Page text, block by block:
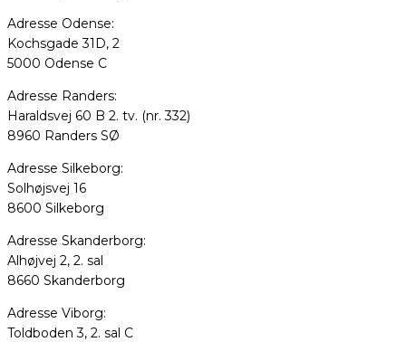
Adresse Odense:
Kochsgade 31D, 2
5000 Odense C
Adresse Randers:
Haraldsvej 60 B 2. tv. (nr. 332)
8960 Randers SØ
Adresse Silkeborg:
Solhøjsvej 16
8600 Silkeborg
Adresse Skanderborg:
Alhøjvej 2, 2. sal
8660 Skanderborg
Adresse Viborg:
Toldboden 3, 2. sal C